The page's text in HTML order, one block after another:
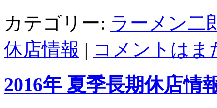
カテゴリー: ラーメン二
休店情報 | コメントはま
2016年 夏季長期休店情